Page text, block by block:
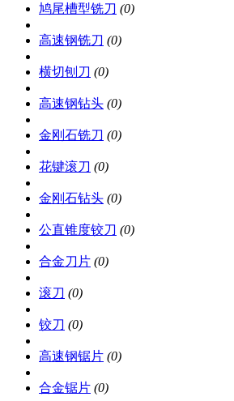
鸠尾槽型铣刀 (0)
高速钢铣刀 (0)
横切刨刀 (0)
高速钢钻头 (0)
金刚石铣刀 (0)
花键滚刀 (0)
金刚石钻头 (0)
公直锥度铰刀 (0)
合金刀片 (0)
滚刀 (0)
铰刀 (0)
高速钢锯片 (0)
合金锯片 (0)